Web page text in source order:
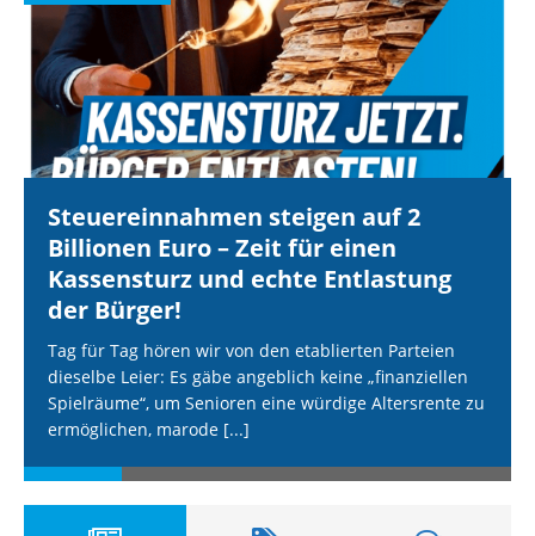
Steuereinnahmen steigen auf 2
Billionen Euro – Zeit für einen
Kassensturz und echte Entlastung
der Bürger!
Tag für Tag hören wir von den etablierten Parteien
dieselbe Leier: Es gäbe angeblich keine „finanziellen
Spielräume“, um Senioren eine würdige Altersrente zu
ermöglichen, marode [...]